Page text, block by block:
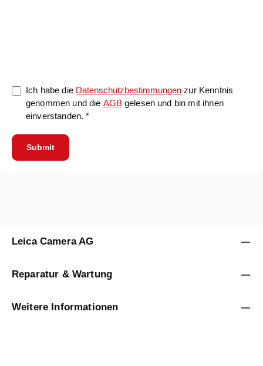
Ich habe die Datenschutzbestimmungen zur Kenntnis
genommen und die AGBgelesen und bin mit ihnen
einverstanden. *
Submit
Leica Camera AG
Reparatur & Wartung
Weitere Informationen